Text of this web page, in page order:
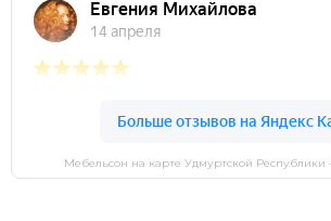
Мебельсон на карте Удмуртской